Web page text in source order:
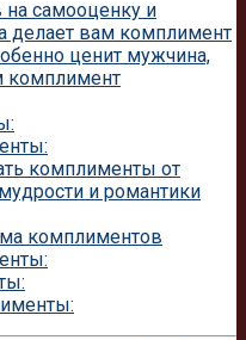
самооценку и
делает вам комплимент
ценит мужчина,
комплимент
комплименты от
и романтики
комплиментов